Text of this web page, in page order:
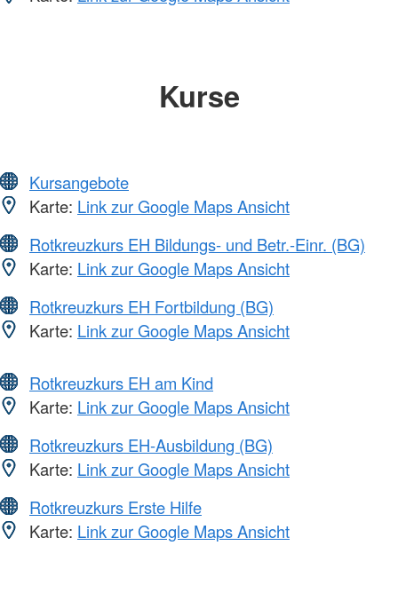
Kurse
Kursangebote
Karte: Link zur Google Maps Ansicht
Rotkreuzkurs EH Bildungs- und Betr.-Einr. (BG)
Karte: Link zur Google Maps Ansicht
Rotkreuzkurs EH Fortbildung (BG)
Karte: Link zur Google Maps Ansicht
Rotkreuzkurs EH am Kind
Karte: Link zur Google Maps Ansicht
Rotkreuzkurs EH-Ausbildung (BG)
Karte: Link zur Google Maps Ansicht
Rotkreuzkurs Erste Hilfe
Karte: Link zur Google Maps Ansicht